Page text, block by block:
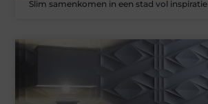
Slim samenkomen in een stad vol inspiratie